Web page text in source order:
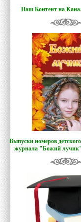
Наш Контент на
Выпуски номеров
журнала "Божий лучик